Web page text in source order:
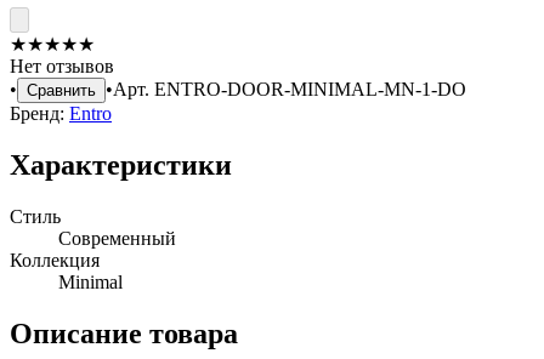
★★★★★
Нет отзывов
• Сравнить •Арт. ENTRO-DOOR-MINIMAL-MN-1-DO
Бренд: Entro
Характеристики
Стиль
Современный
Коллекция
Minimal
Описание товара